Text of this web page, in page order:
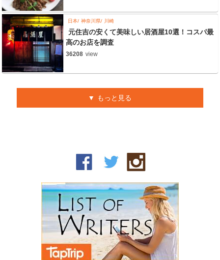
日本 神奈川県 川崎
元住吉の安くて美味しい居酒屋10選！コスパ最
高のお店を調査
36208 view
もっと見る